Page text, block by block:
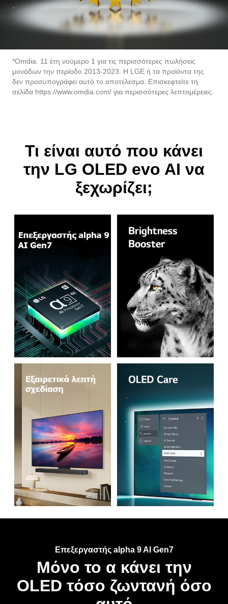
μονάδων την περίοδο 2013-2023. Η LGE ή τα προϊόντα της
δεν προσυπογράφει αυτό το αποτέλεσμα. Επισκεφτείτε τη
σελίδα https://www.omdia.com/ για περισσότερες λεπτομέρειες.
την LG OLED evo AI να
ξεχωρίζει;
Μόνο το α κάνει την
OLED τόσο ζωντανή όσο
αυτό